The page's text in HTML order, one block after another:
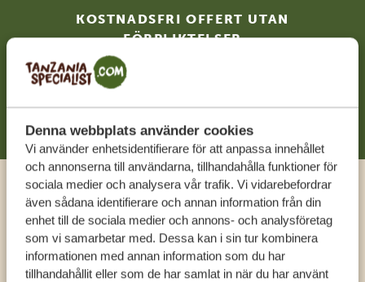
Denna webbplats använder cookies
Vi använder enhetsidentifierare för att anpassa innehållet
och annonserna till användarna, tillhandahålla funktioner för
sociala medier och analysera vår trafik. Vi vidarebefordrar
även sådana identifierare och annan information från din
enhet till de sociala medier och annons- och analysföretag
som vi samarbetar med. Dessa kan i sin tur kombinera
informationen med annan information som du har
tillhandahållit eller som de har samlat in när du har använt
KOSTNADSFRI OFFERT UTAN
FÖRPLIKTELSER
Ring en expert
FÅ PERSONLIG RÅDGIVNING FRÅN VÅRA
EXPERTER